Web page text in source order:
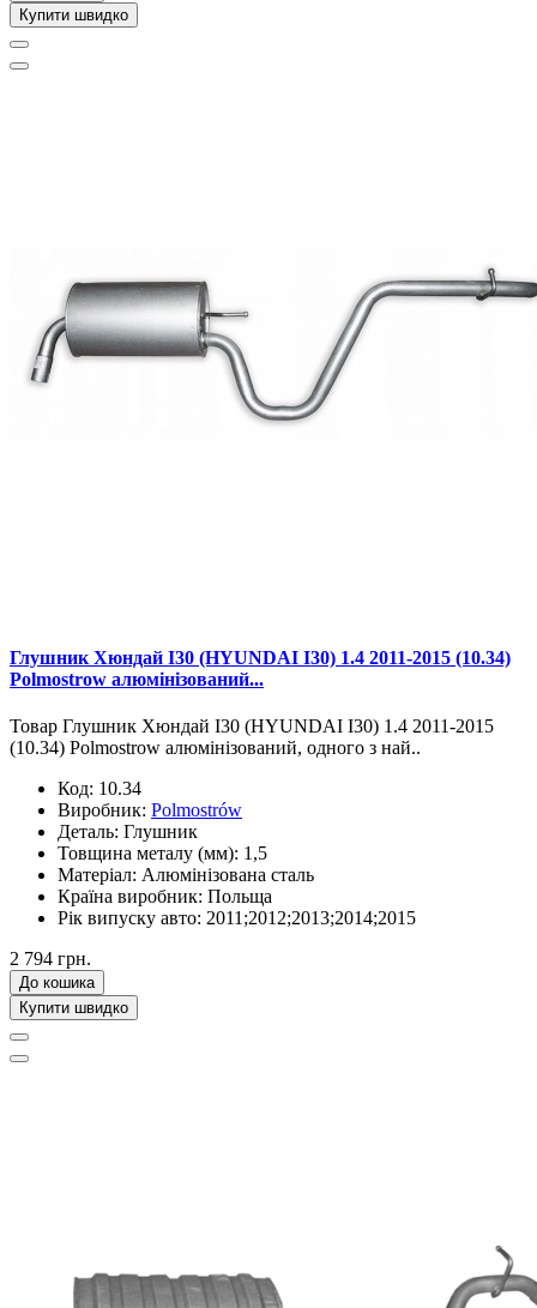
Купити швидко
Глушник Хюндай І30 (HYUNDAI I30) 1.4 2011-2015 (10.34)
Polmostrow алюмінізований...
Товар Глушник Хюндай І30 (HYUNDAI I30) 1.4 2011-2015
(10.34) Polmostrow алюмінізований, одного з най..
Код: 10.34
Виробник: Polmostrów
Деталь: Глушник
Товщина металу (мм): 1,5
Матеріал: Алюмінізована сталь
Країна виробник: Польща
Рік випуску авто: 2011;2012;2013;2014;2015
2 794 грн.
До кошика
Купити швидко